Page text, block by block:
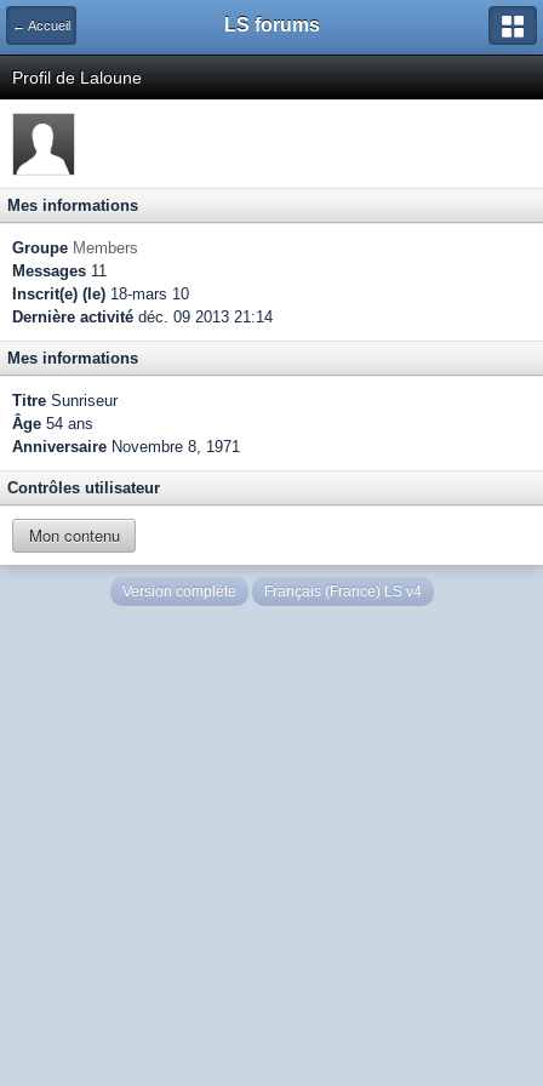
← Accueil LS forums
Profil de Laloune
Mes informations
Groupe Members
Messages 11
Inscrit(e) (le) 18-mars 10
Dernière activité déc. 09 2013 21:14
Mes informations
Titre Sunriseur
Âge 54 ans
Anniversaire Novembre 8, 1971
Contrôles utilisateur
Mon contenu
Version complète Français (France) LS v4